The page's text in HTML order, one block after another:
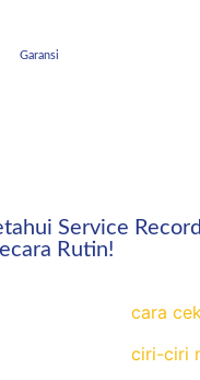
Garansi
Service Record
Rutin!